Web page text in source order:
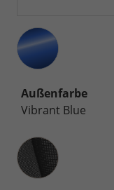
Außenfarbe
Vibrant Blue
Innenausstattung